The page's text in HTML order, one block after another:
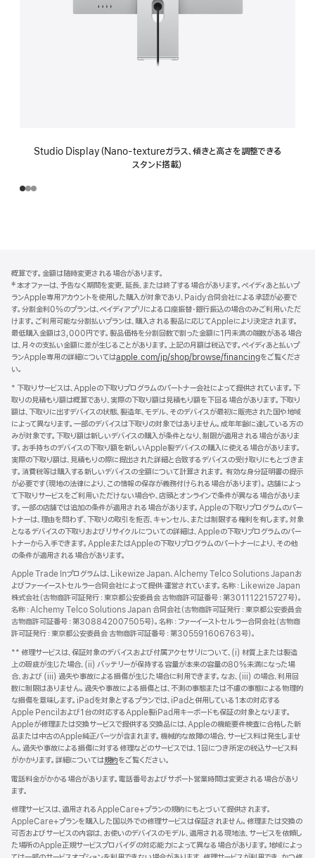
Studio Display（Nano-textureガラス、傾きと高さを調整できる
スタンド搭載）
ッ
タ
ー
注
概算です。金額は随時変更される場合があります。
‡ 本オファーは、予告なく期間を変更、延長、または終了する場合があります。ペイディあと払いプ
ランApple専用アカウントを使用した購入が対象であり、Paidy合同会社による承認が必要で
す。分割金利0%のプランは、ペイディアプリによる口座振替・銀行振込の場合のみご利用いただ
けます。ご利用可能な分割払いプランは、購入される製品に応じてAppleにより決定されます。
最低購入金額は3,000円です。製品価格を分割回数で割った金額に1円未満の端数がある場合
は、月々の支払い金額に差が生じることがあります。上記の月額は税込です。ペイディあと払いプ
ランApple専用の詳細についてはapple.com/jp/shop/browse/financingをご覧くださ
い。
* 下取りサービスは、Appleの下取りプログラムのパートナー会社によって提供されています。下
取りの見積もり額は概算であり、実際の下取り額は見積もり額を下回る場合があります。下取り
額は、下取りに出すデバイスの状態、製造年、モデル、そのデバイスが最初に販売された国や地域
によって異なります。一部のデバイスは下取りの対象ではありません。成年年齢に達している方の
みが対象です。下取り額は新しいデバイスの購入が条件となり、制限が適用される場合がありま
す。お手持ちのデバイスの下取り額を新しいApple製デバイスの購入に使える場合があります。
実際の下取り額は、見積もりの際に提出された詳細と合致するデバイスの受け取りにもとづきま
す。消費税等は購入する新しいデバイスの全額について計算されます。 有効な身分証明書の提示
が必要です（現地の法律により、この情報の保存が義務付けられる場合があります）。 店舗によっ
て下取りサービスをご利用いただけない場合や、店頭とオンラインで条件が異なる場合がありま
す。一部の店舗では追加の条件が適用される場合があります。Appleの下取りプログラムのパー
トナーは、理由を問わず、下取りの取引を拒否、キャンセル、または制限する権利を有します。対象
となるデバイスの下取りおよびリサイクルについての詳細は、Appleの下取りプログラムのパー
トナーから入手できます。AppleまたはAppleの下取りプログラムのパートナーにより、その他
の条件が適用される場合があります。
Apple Trade Inプログラムは、Likewize Japan、Alchemy Telco Solutions Japanお
よびファーイーストセルラー合同会社によって提供‧運営されています。名称：Likewize Japan
株式会社（古物商許可証発行：東京都公安委員会 古物商許可証番号：第301112215727号）。
名称：Alchemy Telco Solutions Japan 合同会社（古物商許可証発行：東京都公安委員会
古物商許可証番号：第308842007505号）。名称：ファーイーストセルラー合同会社（古物商
許可証発行：東京都公安委員会 古物商許可証番号：第305591606763号）。
** 修理サービスは、保証対象のデバイスおよび付属アクセサリについて、(i) 材質上または製造
上の瑕疵が生じた場合、(ii) バッテリーが保持する容量が本来の容量の80%未満になった場
合、および (iii) 過失や事故による損傷が生じた場合に利用できます。なお、(iii) の場合、利用回
数に制限はありません。過失や事故による損傷とは、不測の事態または不慮の事態による物理的
な損傷を意味します。iPadを対象とするプランでは、iPadと併用している1本の対応する
Apple Pencilおよび1台の対応するApple製iPad用キーボードも保証の対象となります。
Appleが修理または交換サービスで提供する交換品には、Appleの機能要件検査に合格した新
品または中古のApple純正パーツが含まれます。機械的な故障の場合、サービス料は発生しませ
ん。過失や事故による損傷に対する修理などのサービスでは、1回につき所定の税込サービス料
がかかります。詳細については規約${translate.store.a11y.opens_new_window}
をご覧ください。
電話料金がかかる場合があります。電話番号およびサポート営業時間は変更される場合があり
ます。
修理サービスは、適用されるAppleCare+プランの規約にもとづいて提供されます。
AppleCare+プランを購入した国以外での修理サービスは保証されません。修理または交換の
可否およびサービスの内容は、お使いのデバイスのモデル、適用される現地法、サービスを依頼し
た場所のApple正規サービスプロバイダの対応能力によって異なる場合があります。地域によっ